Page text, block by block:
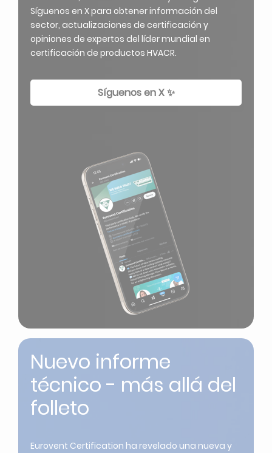
Síguenos en X para obtener información del
sector, actualizaciones de certificación y
opiniones de expertos del líder mundial en
certificación de productos HVACR.
Síguenos en X ✨
Nuevo informe
técnico - más allá del
folleto
Eurovent Certification ha revelado una nueva y